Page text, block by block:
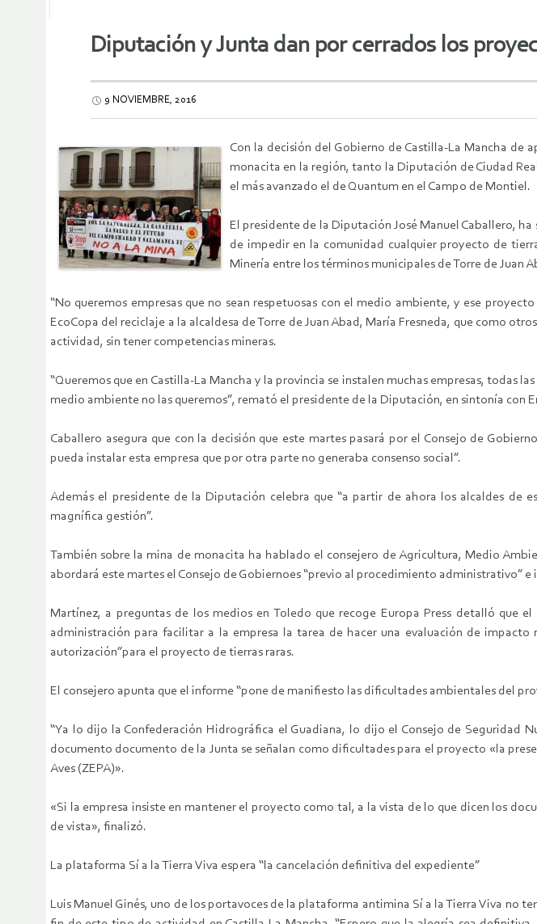
Diputación y Junta dan por cerrados los
9 NOVIEMBRE, 2016
Con la decisión del Gobierno de Castilla-La Mancha de
monacita en la región, tanto la Diputación de Ciudad
el más avanzado el de Quantum en el Campo de Montiel.
El presidente de la Diputación José Manuel Caballero,
de impedir en la comunidad cualquier proyecto de
Minería entre los términos municipales de Torre de Juan
“No queremos empresas que no sean respetuosas con el medio ambiente, y ese
EcoCopa del reciclaje a la alcaldesa de Torre de Juan Abad, María Fresneda, que como
actividad, sin tener competencias mineras.
“Queremos que en Castilla-La Mancha y la provincia se instalen muchas empresas, todas
medio ambiente no las queremos”, remató el presidente de la Diputación, en sintonía con
Caballero asegura que con la decisión que este martes pasará por el Consejo de
pueda instalar esta empresa que por otra parte no generaba consenso social”.
Además el presidente de la Diputación celebra que “a partir de ahora los alcaldes de
magnífica gestión”.
También sobre la mina de monacita ha hablado el consejero de Agricultura, Medio
abordará este martes el Consejo de Gobiernoes “previo al procedimiento administrativo”
Martínez, a preguntas de los medios en Toledo que recoge Europa Press detalló que
administración para facilitar a la empresa la tarea de hacer una evaluación de
autorización”para el proyecto de tierras raras.
El consejero apunta que el informe “pone de manifiesto las dificultades ambientales del
“Ya lo dijo la Confederación Hidrográfica el Guadiana, lo dijo el Consejo de Seguridad
documento documento de la Junta se señalan como dificultades para el proyecto «la
Aves (ZEPA)».
«Si la empresa insiste en mantener el proyecto como tal, a la vista de lo que dicen los
de vista», finalizó.
La plataforma Sí a la Tierra Viva espera “la cancelación definitiva del expediente”
Luis Manuel Ginés, uno de los portavoces de la plataforma antimina Sí a la Tierra Viva no